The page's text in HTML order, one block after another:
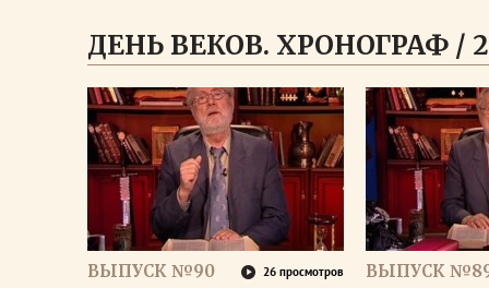
ДЕНЬ ВЕКОВ. ХРОНОГРАФ /
ВЫПУСК №90 26 просмотров ВЫПУСК